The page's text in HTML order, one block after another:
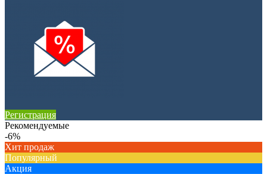
Регистрация
Рекомендуемые
-6%
Хит продаж
Популярный
Акция